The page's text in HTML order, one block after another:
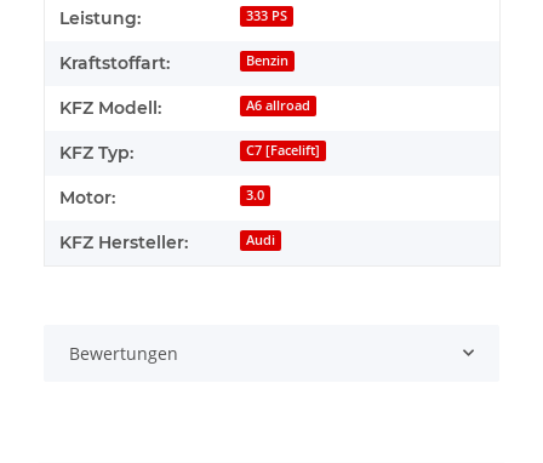
Produkteigenschaft
Wert
Leistung: 333 PS
Kraftstoffart: Benzin
KFZ Modell: A6 allroad
KFZ Typ: C7 [Facelift]
Motor: 3.0
KFZ Hersteller: Audi
Bewertungen